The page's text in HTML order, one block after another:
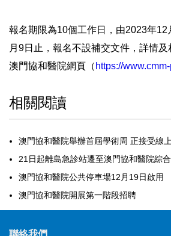
報名期限為10個工作日，由2023年12
月9日止，報名不設補交文件，詳情
澳門協和醫院網頁（ https://
相關閱讀
澳門協和醫院舉辦首屆學術周 正接受線
21日起離島急診站遷至澳門協和醫院綜
澳門協和醫院公共停車場12月19日啟用
澳門協和醫院開展第一階段招聘
聯絡我們